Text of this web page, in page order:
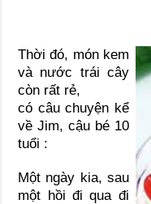
Thời đó, món kem
và nước trái cây
còn rất rẻ,
có câu chuyện kể
về Jim, cậu bé 10
tuổi :
Một ngày kia, sau
một hồi đi qua đi